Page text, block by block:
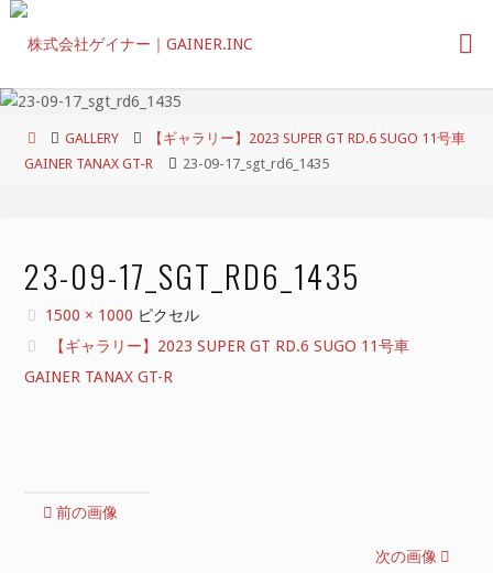
コ
ン
ホ
ー
GALLERY
【ギャラリー】2023 SUPER GT RD.6 SUGO 11号車
GAINER TANAX GT-R
23-09-17_sgt_rd6_1435
23-09-17_SGT_RD6_1435
フ
ル
サ
1500 × 1000 ピクセル
【ギャラリー】2023 SUPER GT RD.6 SUGO 11号車
GAINER TANAX GT-R
前の画像
次の画像